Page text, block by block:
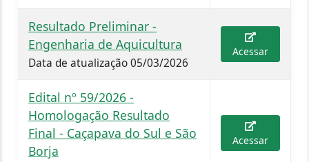
Resultado Preliminar -
Engenharia de Aquicultura
Data de atualização 05/03/2026
Acessar
Edital nº 59/2026 -
Homologação Resultado
Final - Caçapava do Sul e São
Borja
Acessar